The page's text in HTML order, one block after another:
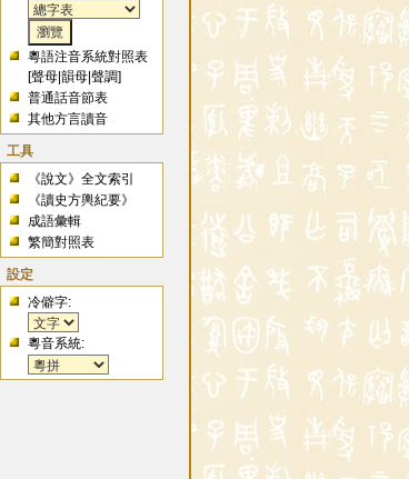
粵語注音系統對照表
[聲母 |韻母 |聲調]
普通話音節表
其他方言讀音
工具
《說文》全文索引
《讀史方輿紀要》
成語彙輯
繁簡對照表
設定
冷僻字:
粵音系統: